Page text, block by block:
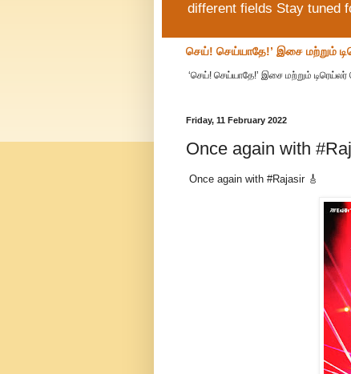
different fields Stay tuned
செய்! செய்யாதே!’ இசை மற்றும்
‘செய்! செய்யாதே!’ இசை மற்றும்
Friday, 11 February 2022
Once again with
Once again with #Rajasir 🎸